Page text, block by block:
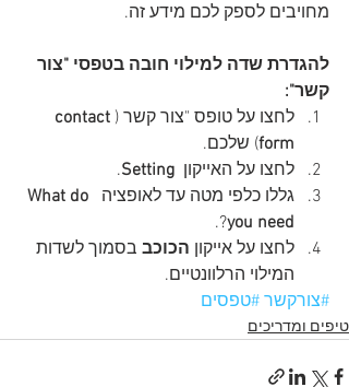
מחויבים לספק לכם מידע זה.
להגדרת שדה למילוי חובה בטפסי "צור
קשר":
לחצו על טופס "צור קשר ( contact
form) שלכם.
לחצו על האייקון Setting
.
גללו כלפי מטה עד לאופציה
What do
you need
?.
לחצו על אייקון הכוכב בסמוך לשדות
המילוי הרלוונטיים.
#צורקשר #טפסים
טיפים ומדריכים